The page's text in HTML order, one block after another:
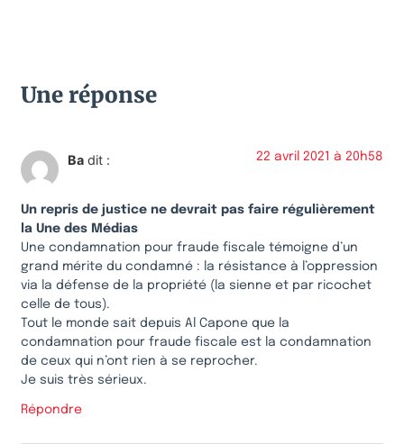
Une réponse
Ba dit : 22 avril 2021 à 20h58
Un repris de justice ne devrait pas faire régulièrement
la Une des Médias
Une condamnation pour fraude fiscale témoigne d’un
grand mérite du condamné : la résistance à l’oppression
via la défense de la propriété (la sienne et par ricochet
celle de tous).
Tout le monde sait depuis Al Capone que la
condamnation pour fraude fiscale est la condamnation
de ceux qui n’ont rien à se reprocher.
Je suis très sérieux.
Répondre